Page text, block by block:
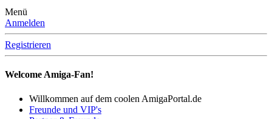
Menü
Anmelden
Registrieren
Welcome Amiga-Fan!
Willkommen auf dem coolen AmigaPortal.de
Freunde und VIP's